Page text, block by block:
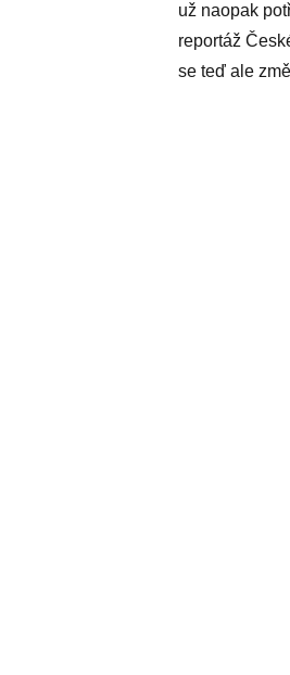
už naopak
reportáž
se teď ale